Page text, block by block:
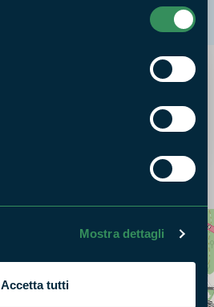
Mostra dettagli
Accetta tutti